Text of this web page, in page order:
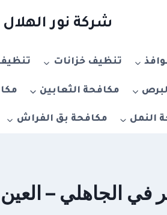
شركة نور الهلال
تنظيف خزانات
مكافحة الثعابين
النمل مكافحة بق الفراش
العين 0555241770 – خصم